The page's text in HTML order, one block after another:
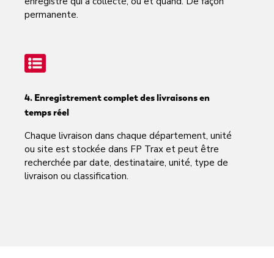
permanente.
4. Enregistrement complet des livraisons en
temps réel
Chaque livraison dans chaque département, unité
ou site est stockée dans FP Trax et peut être
recherchée par date, destinataire, unité, type de
livraison ou classification.